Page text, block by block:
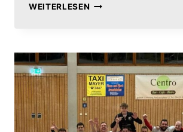
WEITERLESENJAHRESABSCHLUSS
TSV
NEUTRAUBLING